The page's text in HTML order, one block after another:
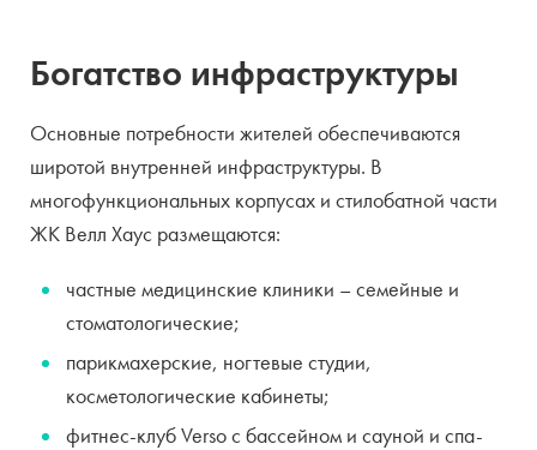
Богатство инфраструктуры
Основные потребности жителей обеспечиваются
широтой внутренней инфраструктуры. В
многофункциональных корпусах и стилобатной части
ЖК Велл Хаус размещаются:
частные медицинские клиники – семейные и
стоматологические;
парикмахерские, ногтевые студии,
косметологические кабинеты;
фитнес-клуб Verso с бассейном и сауной и спа-